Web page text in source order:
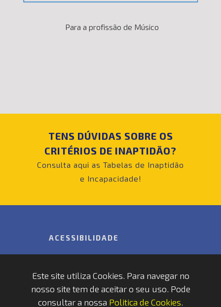
Para a profissão de Músico
TENS DÚVIDAS SOBRE OS
CRITÉRIOS DE INAPTIDÃO?
Consulta aqui as Tabelas de Inaptidão
e Incapacidade!
ACESSIBILIDADE
Este site utiliza Cookies. Para navegar no
nosso site tem de aceitar o seu uso. Pode
consultar a nossa Politica de Cookies.